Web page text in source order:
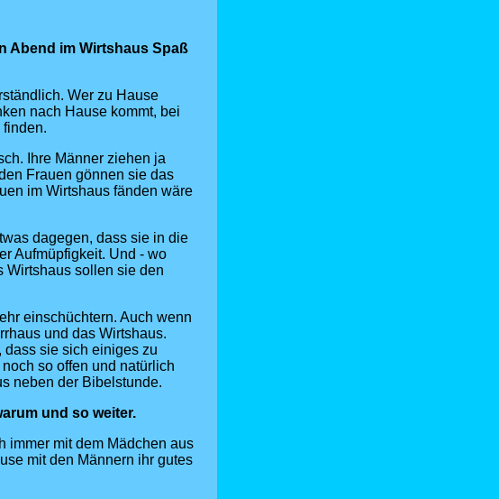
Abend im Wirtshaus Spaß
Wer zu Hause
nach Hause kommt, bei
Ihre Männer ziehen ja
Frauen gönnen sie das
im Wirtshaus fänden wäre
dagegen, dass sie in die
Aufmüpfigkeit. Und - wo
Wirtshaus sollen sie den
einschüchtern. Auch wenn
und das Wirtshaus.
dass sie sich einiges zu
so offen und natürlich
neben der Bibelstunde.
und so weiter.
immer mit dem Mädchen aus
mit den Männern ihr gutes